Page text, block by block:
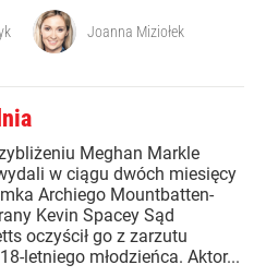
Joanna Miziołek
Meghan Markle
w ciągu dwóch miesięcy
Archiego Mountbatten-
Kevin Spacey Sąd
oczyścił go z zarzutu
letniego młodzieńca. Aktor...